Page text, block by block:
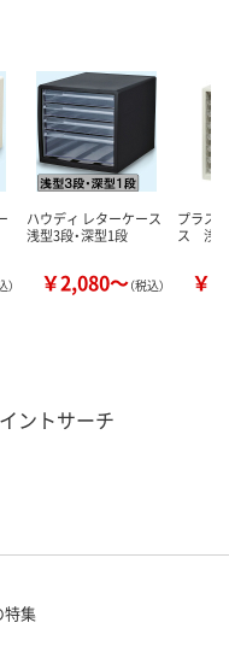
）
ハウディ レターケース
浅型3段・深型1段
￥2,080～（税込）
プラス
ス 浅
￥
ントサーチ
集